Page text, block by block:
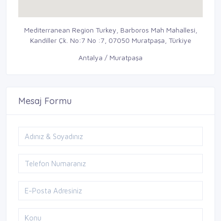
Mediterranean Region Turkey, Barboros Mah Mahallesi,
Kandiller Çk. No:7 No :7, 07050 Muratpaşa, Türkiye
Antalya / Muratpaşa
Mesaj Formu